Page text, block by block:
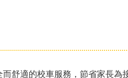
舒適的校車服務，節省家長為